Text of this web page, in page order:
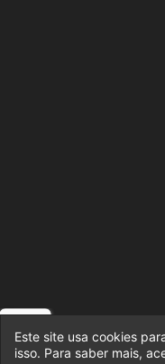
Este site usa cookies
isso. Para saber mais,